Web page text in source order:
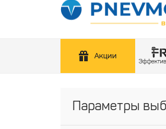
Акции
Параметры